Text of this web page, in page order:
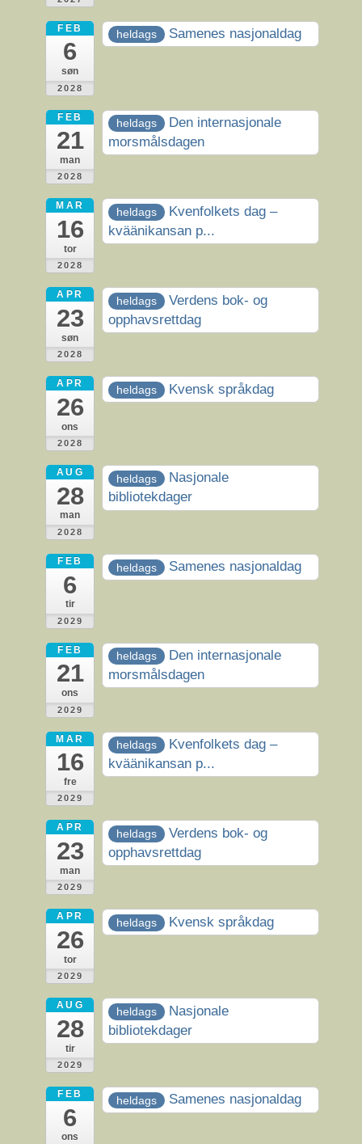
FEB
6
søn
2028
heldags Samenes nasjonaldag
FEB
21
man
2028
heldags
Den internasjonale
morsmålsdagen
MAR
16
tor
2028
heldags
Kvenfolkets dag –
kväänikansan p...
APR
23
søn
2028
heldags
Verdens bok- og
opphavsrettdag
APR
26
ons
2028
heldags Kvensk språkdag
AUG
28
man
2028
heldags
Nasjonale
bibliotekdager
FEB
6
tir
2029
heldags Samenes nasjonaldag
FEB
21
ons
2029
heldags
Den internasjonale
morsmålsdagen
MAR
16
fre
2029
heldags
Kvenfolkets dag –
kväänikansan p...
APR
23
man
2029
heldags
Verdens bok- og
opphavsrettdag
APR
26
tor
2029
heldags Kvensk språkdag
AUG
28
tir
2029
heldags
Nasjonale
bibliotekdager
FEB
6
ons
heldags Samenes nasjonaldag